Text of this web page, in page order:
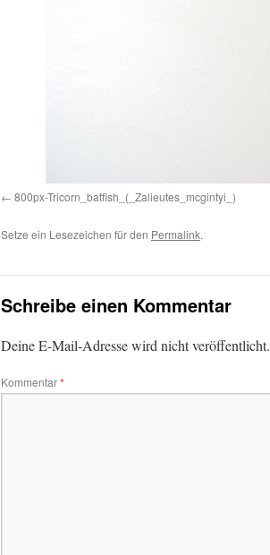
800px-Tricorn_batfish_(_Zalieutes_mcgintyi_)
Setze ein Lesezeichen für den Permalink.
Schreibe einen Kommentar
Deine E-Mail-Adresse wird nicht veröffentlicht.
Kommentar*